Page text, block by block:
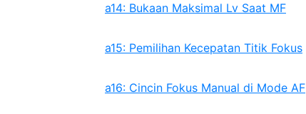
a14: Bukaan Maksimal Lv Saat MF
a15: Pemilihan Kecepatan Titik Fokus
a16: Cincin Fokus Manual di Mode AF